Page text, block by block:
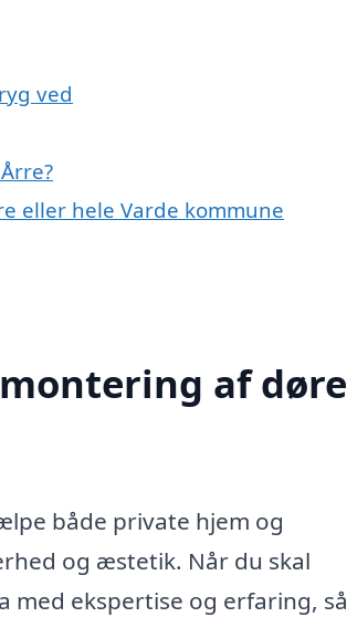
ved
eller hele Varde kommune
af døre
både private hjem og
og æstetik. Når du skal
ekspertise og erfaring, så